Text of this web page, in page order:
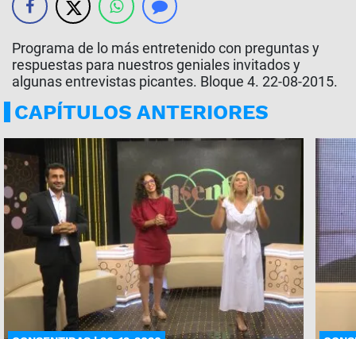
Programa de lo más entretenido con preguntas y
respuestas para nuestros geniales invitados y
algunas entrevistas picantes. Bloque 4. 22-08-2015.
CAPÍTULOS ANTERIORES